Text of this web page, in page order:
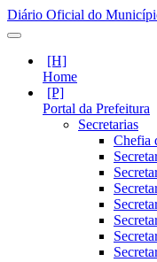
Diário Oficial do
Home
Portal da Prefeitura
Secretarias
Chefia